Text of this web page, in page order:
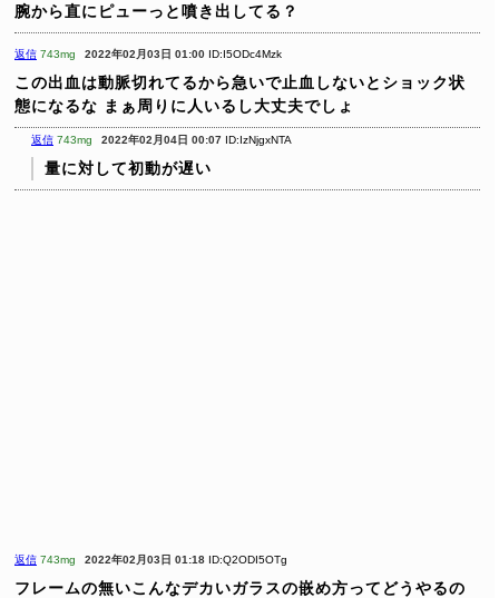
腕から直にピューっと噴き出してる？
返信 743mg 2022年02月03日 01:00 ID:I5ODc4Mzk
この出血は動脈切れてるから急いで止血しないとショック状
態になるな まぁ周りに人いるし大丈夫でしょ
返信 743mg 2022年02月04日 00:07 ID:IzNjgxNTA
量に対して初動が遅い
返信 743mg 2022年02月03日 01:18 ID:Q2ODI5OTg
フレームの無いこんなデカいガラスの嵌め方ってどうやるの